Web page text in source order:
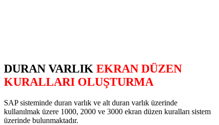
DURAN VARLIK EKRAN DÜZEN
KURALLARI OLUŞTURMA
SAP sisteminde duran varlık ve alt duran varlık üzerinde
kullanılmak üzere 1000, 2000 ve 3000 ekran düzen kuralları sistem
üzerinde bulunmaktadır.